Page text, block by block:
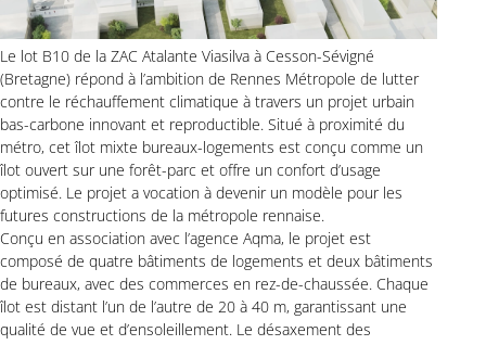
Le lot B10 de la ZAC Atalante Viasilva à Cesson-Sévigné
(Bretagne) répond à l’ambition de Rennes Métropole de lutter
contre le réchauffement climatique à travers un projet urbain
bas-carbone innovant et reproductible. Situé à proximité du
métro, cet îlot mixte bureaux-logements est conçu comme un
îlot ouvert sur une forêt-parc et offre un confort d’usage
optimisé. Le projet a vocation à devenir un modèle pour les
futures constructions de la métropole rennaise.
Conçu en association avec l’agence Aqma, le projet est
composé de quatre bâtiments de logements et deux bâtiments
de bureaux, avec des commerces en rez-de-chaussée. Chaque
îlot est distant l’un de l’autre de 20 à 40 m, garantissant une
qualité de vue et d’ensoleillement. Le désaxement des